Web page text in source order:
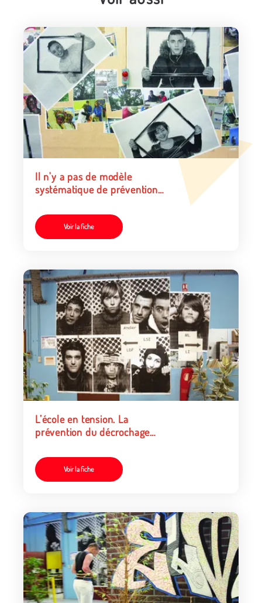
Il n'y a pas de modèle
systématique de prévention
Voir la fiche
L’école en tension. La
prévention du décrochage
Voir la fiche